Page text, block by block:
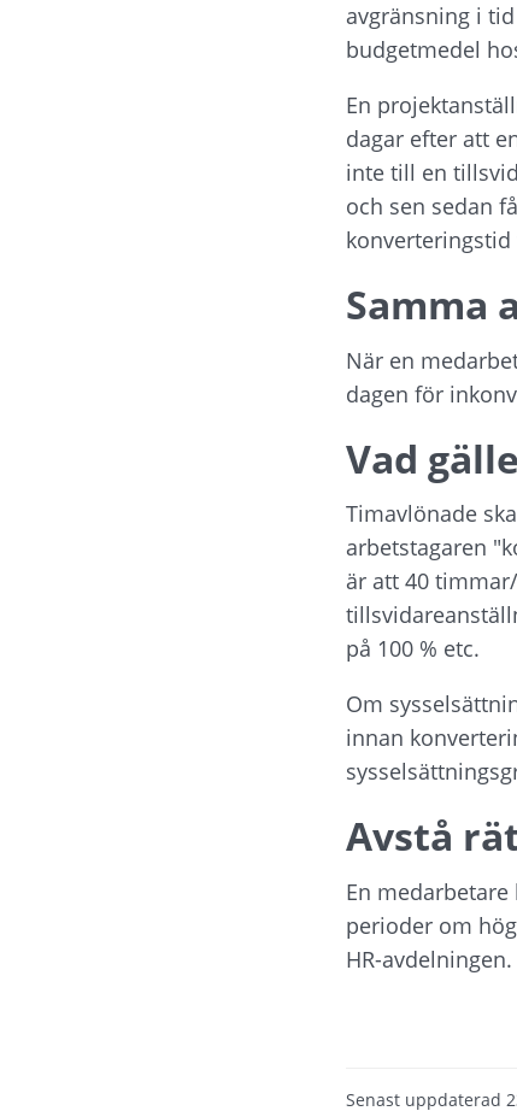
avgränsning i
budgetmedel
En
dagar efter att
inte till en
och sen sedan
Samma
När en
dagen för
Vad
Timavlönade
arbetstagaren
är att 40
på 100 % etc.
Om
innan
Avstå
En
perioder om
HR-avdelningen.
Senast uppdaterad